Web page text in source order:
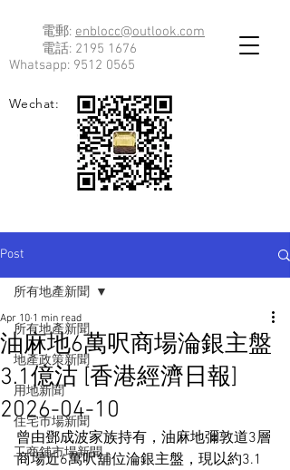
電郵: enblocc@outlook.com
電話: 2195 1676
Whatsapp: 9512 0565
Wechat:
Post
所有地產新聞
地產政策新聞
用地新聞
住宅市場新聞
工商舖市場新聞
所有地產新聞
油麻地6萬呎商場淪銀主盤
3.1億沽 [香港經濟日報]
2026-04-10
Apr 10 1 min read
曾由鄧成波家族持有，油麻地彌敦道3層
商場近6萬呎舖位淪銀主盤，現以約3.1